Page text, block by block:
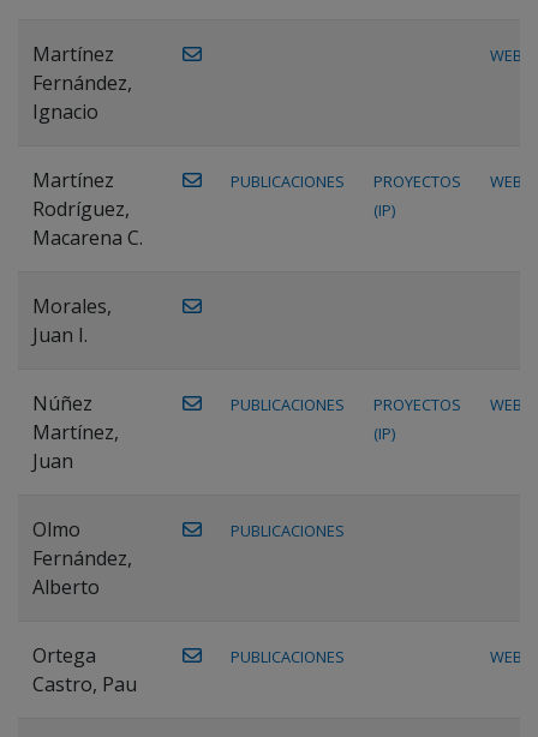
Martínez
Fernández,
Ignacio
WEB
Martínez
Rodríguez,
Macarena C.
PUBLICACIONES
PROYECTOS
(IP)
WEB
Morales,
Juan I.
Núñez
Martínez,
Juan
PUBLICACIONES
PROYECTOS
(IP)
WEB
Olmo
Fernández,
Alberto
PUBLICACIONES
Ortega
Castro, Pau
PUBLICACIONES WEB